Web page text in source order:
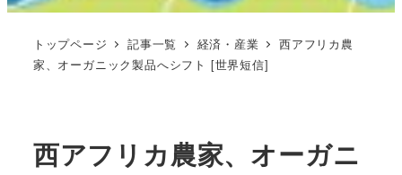
トップページ 記事一覧 経済・産業
西アフリカ農
家、オーガニック製品へシフト [世界短信]
西アフリカ農家、オーガニ